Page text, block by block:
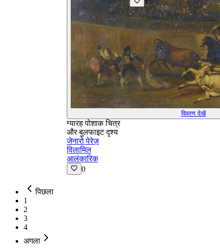
विवरण देखें
ग्यारह पोशाक चित्र
और बुलफाइट दृश्य
जेनारो पेरेज़
विलामिल
आलंकारिक
0
पिछला
1
2
3
4
अगला